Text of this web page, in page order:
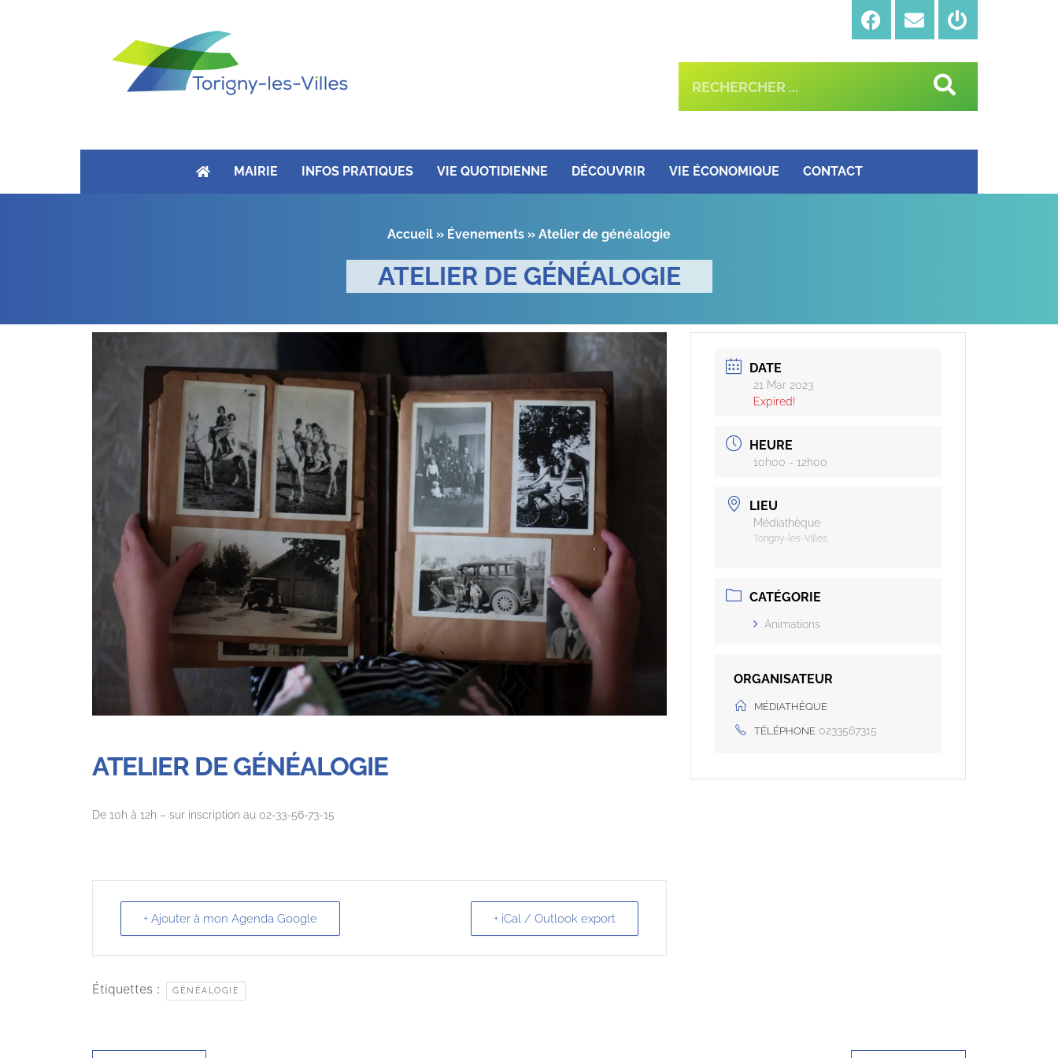
MAIRIE INFOS PRATIQUES VIE QUOTIDIENNE DÉCOUVRIR VIE ÉCONOMIQUE CONTACT
Accueil » Évenements » Atelier de généalogie
ATELIER DE GÉNÉALOGIE
ATELIER DE GÉNÉALOGIE
De 10h à 12h – sur inscription au 02-33-56-73-15
+ Ajouter à mon Agenda Google + iCal / Outlook export
Étiquettes : GÉNÉALOGIE
DATE
21 Mar 2023
Expired!
HEURE
10h00 - 12h00
LIEU
Médiathèque
Torigny-les-Villes
CATÉGORIE
Animations
ORGANISATEUR
MÉDIATHÈQUE
TÉLÉPHONE 0233567315